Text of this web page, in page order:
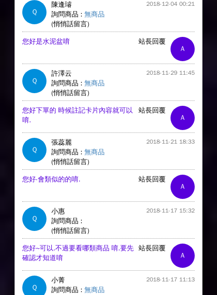
Q
陳逢璿 2018-12-04 00:21
詢問商品 : 無商品
(悄悄話留言)
A
站長回覆
您好是水泥盆唷
Q
許澤云 2018-11-29 11:45
詢問商品 : 無商品
(悄悄話留言)
A
站長回覆
您好下單的 時候註記卡片內容就可以
唷.
Q
張蕊麗 2018-11-21 18:33
詢問商品 : 無商品
(悄悄話留言)
A
站長回覆
您好-會類似的的唷.
Q
小惠 2018-11-17 15:32
詢問商品 :
(悄悄話留言)
A
站長回覆
您好~可以.不過要看哪類商品 唷.要先
確認才知道唷
Q
小菁 2018-11-17 11:13
詢問商品 : 無商品